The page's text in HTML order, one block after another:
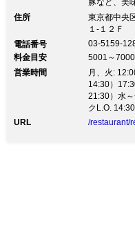
豚など、美
フトビール
ましょう！
で、お気軽
業時間を短
す。 ラン
11：30オー
00) 衛生対
https://
japan.com/
ります様お
住所
東京都中央
１-１２Ｆ
電話番号
03-5159-
料金目安
5001～
営業時間
月、火:
14:30）
21:30）水
クL.O.
L.O. 21:30
URL /restaurant/